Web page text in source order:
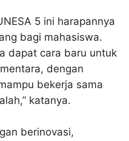
5 ini harapannya
bagi mahasiswa.
dapat cara baru untuk
dengan
bekerja sama
katanya.
berinovasi,